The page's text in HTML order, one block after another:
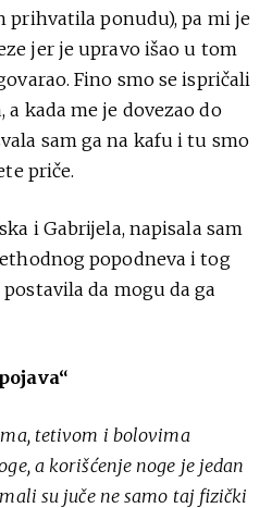
prihvatila ponudu), pa mi je
jer je upravo išao u tom
Fino smo se ispričali
kada me je dovezao do
sam ga na kafu i tu smo
priče.
i Gabrijela, napisala sam
popodneva i tog
da mogu da ga
tetivom i bolovima
a korišćenje noge je jedan
su juče ne samo taj fizički